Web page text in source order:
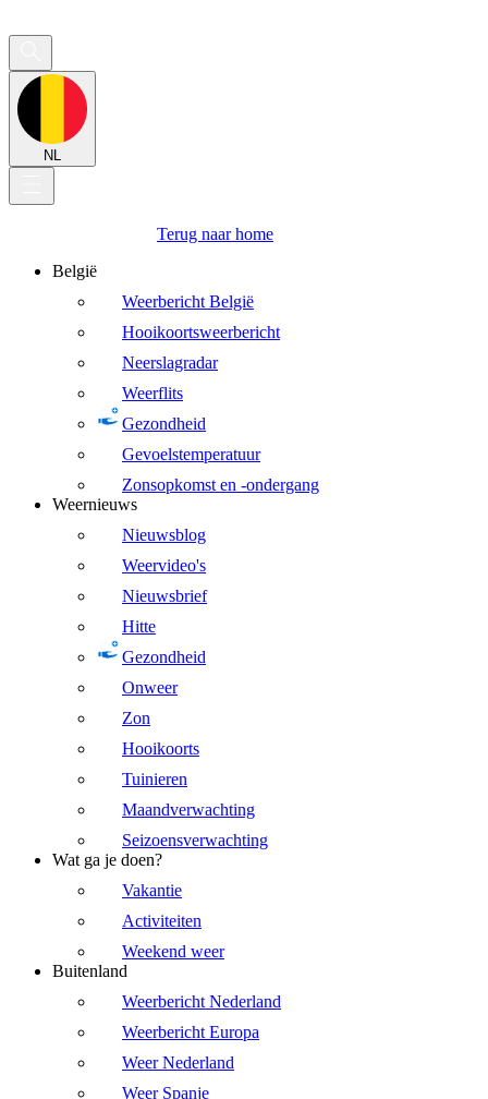
NL
Terug naar home
België
Weerbericht België
Hooikoortsweerbericht
Neerslagradar
Weerflits
Gezondheid
Gevoelstemperatuur
Zonsopkomst en -ondergang
Weernieuws
Nieuwsblog
Weervideo's
Nieuwsbrief
Hitte
Gezondheid
Onweer
Zon
Hooikoorts
Tuinieren
Maandverwachting
Seizoensverwachting
Wat ga je doen?
Vakantie
Activiteiten
Weekend weer
Buitenland
Weerbericht Nederland
Weerbericht Europa
Weer Nederland
Weer Spanje